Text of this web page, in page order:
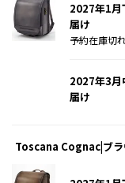
2027年1月
届け
予約在庫切
2027年3月
届け
Toscana Cognac|ブラ